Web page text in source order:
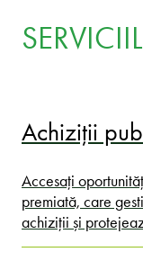
Achiziții
Accesați
premiată, care
achiziții și